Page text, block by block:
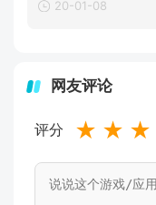
20-01-08
网友评论
评分 ★ ★ ★